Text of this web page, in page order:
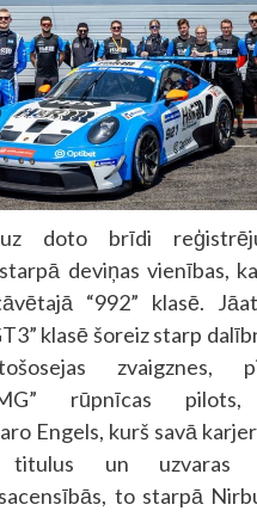
uz doto brīdi
deviņas vienības,
“992” klasē.
klasē šoreiz starp
zvaigznes,
rūpnīcas pilots,
Engels, kurš savā
titulus un uzvaras
to starpā